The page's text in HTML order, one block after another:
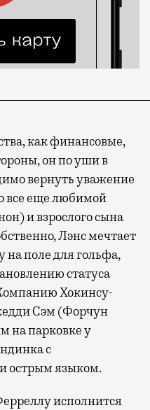
как финансовые,
он по уши в
вернуть уважение
все еще любимой
и взрослого сына
Лэнс мечтает
на поле для гольфа,
статуса
Хокинсу-
Сэм (Форчун
на парковке у
с
острым языком.
исполнится